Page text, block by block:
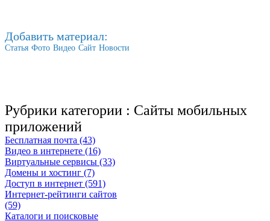
Добавить материал:
Статья Фото Видео Сайт Новости
Рубрики категории : Сайты мобильных
приложений
Бесплатная почта (43)
Видео в интернете (16)
Виртуальные сервисы (33)
Домены и хостинг (7)
Доступ в интернет (591)
Интернет-рейтинги сайтов
(59)
Каталоги и поисковые